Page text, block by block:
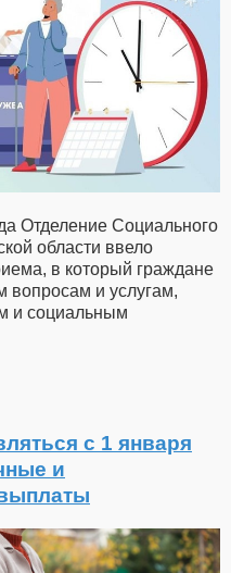
Отделение Социального
области ввело
в который граждане
вопросам и услугам,
и социальным
с 1 января
и